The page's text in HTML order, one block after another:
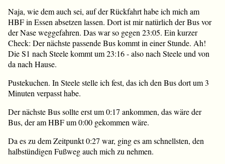
Naja, wie dem auch sei, auf der Rückfahrt habe ich mich am
HBF in Essen absetzen lassen. Dort ist mir natürlich der Bus vor
der Nase weggefahren. Das war so gegen 23:05. Ein kurzer
Check: Der nächste passende Bus kommt in einer Stunde. Ah!
Die S1 nach Steele kommt um 23:16 - also nach Steele und von
da nach Hause.
Pustekuchen. In Steele stelle ich fest, das ich den Bus dort um 3
Minuten verpasst habe.
Der nächste Bus sollte erst um 0:17 ankommen, das wäre der
Bus, der am HBF um 0:00 gekommen wäre.
Da es zu dem Zeitpunkt 0:27 war, ging es am schnellsten, den
halbstündigen Fußweg auch mich zu nehmen.